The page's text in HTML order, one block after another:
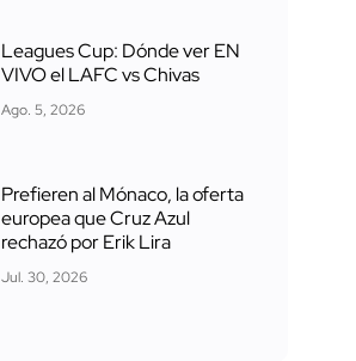
Leagues Cup: Dónde ver EN
VIVO el LAFC vs Chivas
Ago. 5, 2026
Prefieren al Mónaco, la oferta
europea que Cruz Azul
rechazó por Erik Lira
Jul. 30, 2026